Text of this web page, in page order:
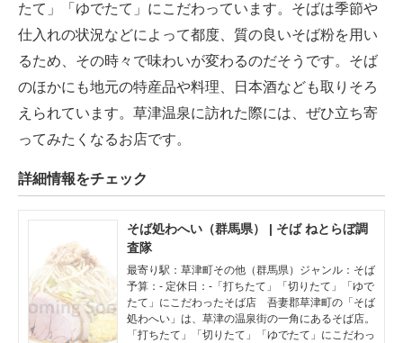
たて」「ゆでたて」にこだわっています。そばは季節や
仕入れの状況などによって都度、質の良いそば粉を用い
るため、その時々で味わいが変わるのだそうです。そば
のほかにも地元の特産品や料理、日本酒なども取りそろ
えられています。草津温泉に訪れた際には、ぜひ立ち寄
ってみたくなるお店です。
詳細情報をチェック
そば処わへい（群馬県） | そば ねとらぼ調
査隊
最寄り駅：草津町その他（群馬県）ジャンル：そば
予算：- 定休日：-「打ちたて」「切りたて」「ゆで
たて」にこだわったそば店 吾妻郡草津町の「そば
処わへい」は、草津の温泉街の一角にあるそば店。
「打ちたて」「切りたて」「ゆでたて」にこだわっ